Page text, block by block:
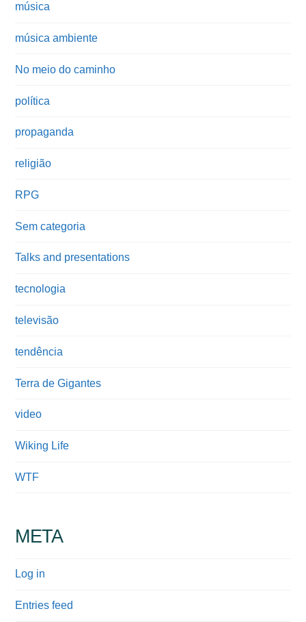
música
música ambiente
No meio do caminho
política
propaganda
religião
RPG
Sem categoria
Talks and presentations
tecnologia
televisão
tendência
Terra de Gigantes
video
Wiking Life
WTF
META
Log in
Entries feed